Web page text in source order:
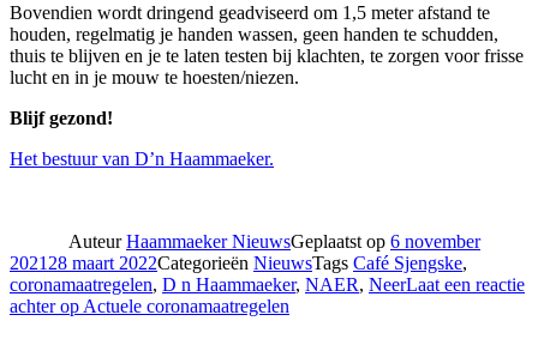
Bovendien wordt dringend geadviseerd om 1,5 meter afstand te
houden, regelmatig je handen wassen, geen handen te schudden,
thuis te blijven en je te laten testen bij klachten, te zorgen voor frisse
lucht en in je mouw te hoesten/niezen.
Blijf gezond!
Het bestuur van D’n Haammaeker.
AuteurHaammaeker NieuwsGeplaatst op 6 november
2021 28 maart 2022Categorieën NieuwsTags Café Sjengske,
coronamaatregelen, D n Haammaeker, NAER, NeerLaat een reactie
achterop Actuele coronamaatregelen